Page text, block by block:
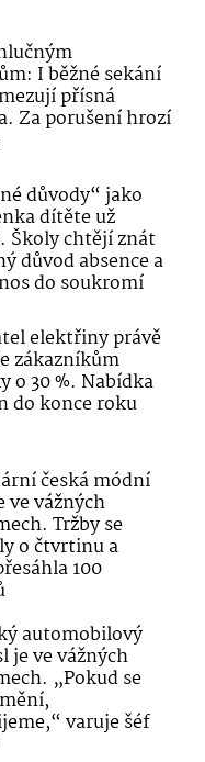
I běžné sekání
přísná
Za porušení hrozí
důvody“ jako
dítěte už
Školy chtějí znát
důvod absence a
do soukromí
elektřiny právě
zákazníkům
o 30 %. Nabídka
do konce roku
česká módní
ve vážných
Tržby se
o čtvrtinu a
100
automobilový
je ve vážných
„Pokud se
varuje šéf